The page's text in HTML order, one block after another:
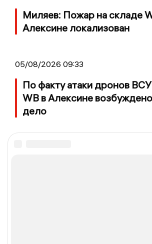
Миляев: Пожар на складе
Алексине локализован
05/08/2026 09:33
По факту атаки дронов
WB в Алексине
дело